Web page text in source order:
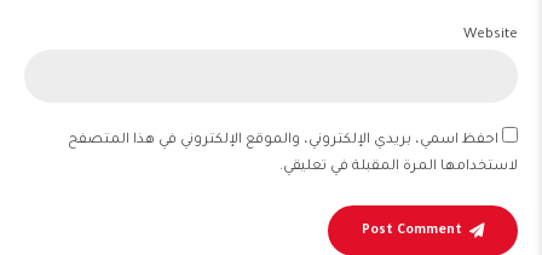
Website
احفظ اسمي، بريدي الإلكتروني، والموقع الإلكتروني في هذا المتصفح
لاستخدامها المرة المقبلة في تعليقي.
Post Comment